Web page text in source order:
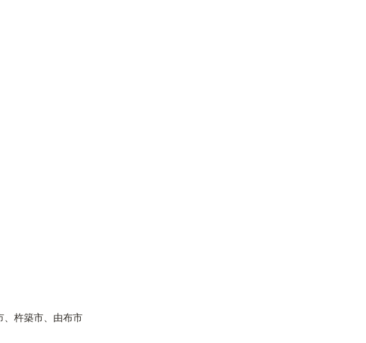
、杵築市、由布市